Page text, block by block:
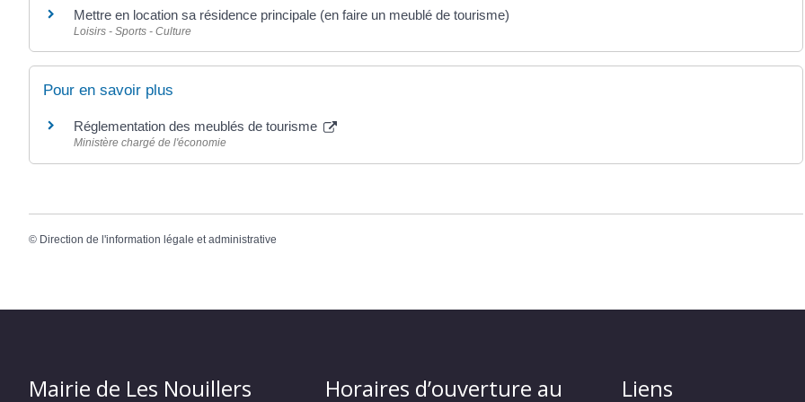
Mettre en location sa résidence principale (en faire un meublé de tourisme)
Loisirs - Sports - Culture
Pour en savoir plus
Réglementation des meublés de tourisme
Ministère chargé de l'économie
© Direction de l'information légale et administrative
Mairie de Les Nouillers Horaires d’ouverture au Liens